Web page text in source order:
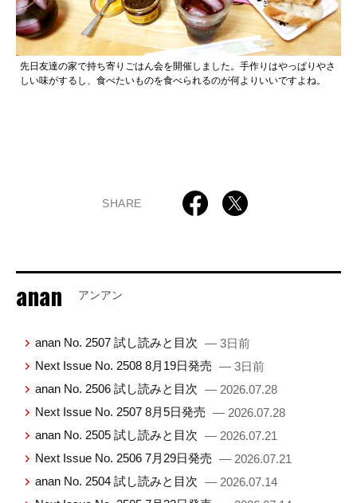
先日友達の家で持ち寄りごはん会を開催しました。手作りはやっぱりやさ
しい味がするし、食べたいものを食べられるのが何よりいいですよね。
SHARE
anan アンアン
anan No. 2507 試し読みと目次 — 3日前
Next Issue No. 2508 8月19日発売 — 3日前
anan No. 2506 試し読みと目次 — 2026.07.28
Next Issue No. 2507 8月5日発売 — 2026.07.28
anan No. 2505 試し読みと目次 — 2026.07.21
Next Issue No. 2506 7月29日発売 — 2026.07.21
anan No. 2504 試し読みと目次 — 2026.07.14